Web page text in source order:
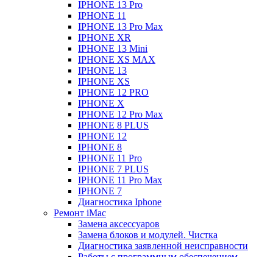
IPHONE 13 Pro
IPHONE 11
IPHONE 13 Pro Max
IPHONE XR
IPHONE 13 Mini
IPHONE XS MAX
IPHONE 13
IPHONE XS
IPHONE 12 PRO
IPHONE X
IPHONE 12 Pro Max
IPHONE 8 PLUS
IPHONE 12
IPHONE 8
IPHONE 11 Pro
IPHONE 7 PLUS
IPHONE 11 Pro Max
IPHONE 7
Диагностика Iphone
Ремонт iMac
Замена аксессуаров
Замена блоков и модулей. Чистка
Диагностика заявленной неисправности